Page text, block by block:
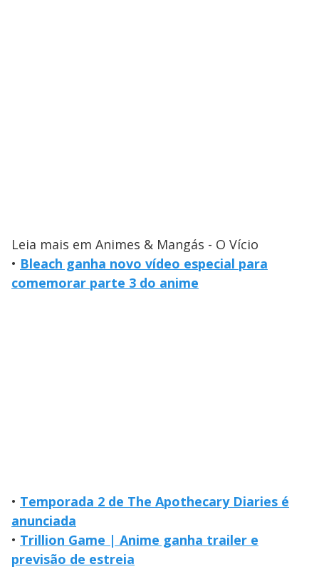
Leia mais em Animes & Mangás - O Vício
• Bleach ganha novo vídeo especial para
comemorar parte 3 do anime
• Temporada 2 de The Apothecary Diaries é
anunciada
• Trillion Game | Anime ganha trailer e
previsão de estreia